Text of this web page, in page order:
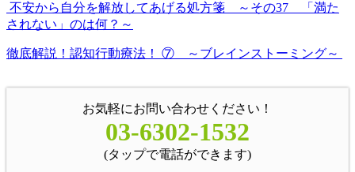
不安から自分を解放してあげる処方箋 ～その37 「満た
されない」のは何？～
徹底解説！認知行動療法！ ⑦ ～ブレインストーミング～
お気軽にお問い合わせください！
03-6302-1532
(タップで電話ができます)